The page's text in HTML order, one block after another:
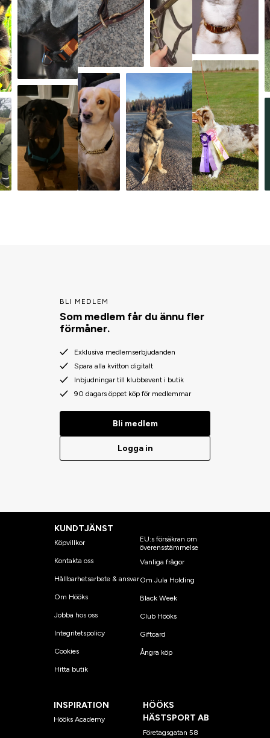
BLI MEDLEM
Som medlem får du ännu fler
förmåner.
Exklusiva medlemserbjudanden
Spara alla kvitton digitalt
Inbjudningar till klubbevent i butik
90 dagars öppet köp för medlemmar
Bli medlem
Logga in
KUNDTJÄNST
Köpvillkor
Kontakta oss
Hållbarhetsarbete & ansvar
Om Hööks
Jobba hos oss
Integritetspolicy
Cookies
Hitta butik
EU:s försäkran om
överensstämmelse
Vanliga frågor
Om Jula Holding
Black Week
Club Hööks
Giftcard
Ångra köp
INSPIRATION
Hööks Academy
HÖÖKS
HÄSTSPORT AB
Företagsgatan 58